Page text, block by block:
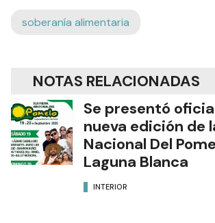
soberanía alimentaria
NOTAS RELACIONADAS
Se presentó
nueva edición de
Nacional Del
Laguna Blanca
INTERIOR